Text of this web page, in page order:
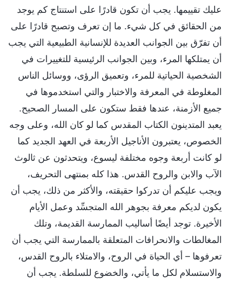
عليك تقييمها. يجب أن تكون قادرًا على استنتاج كم يوجد
من الحقائق في كل شيء. ما إن تعرف وتصبح قادرًا على
أن تفرّق بين الجوانب العديدة للإنسانية الطبيعية التي يجب
أن يمتلكها المرء، وبين الجوانب الرئيسية للتغييرات في
الشخصية الحياتية للمرء، وتعميق الرؤى، ووسائل الناس
المغلوطة في المعرفة والاختبار والتي استخدموها في
جميع الأزمنة، عندها فقط ستكون على المسار الصحيح.
يعبد المتدينون الكتاب المقدس كما لو كان الله، وعلى وجه
الخصوص، يعتبرون الأناجيل الأربعة في العهد الجديد كما
لو كانت أربعة وجوه مختلفة ليسوع، ويتحدثون عن ثالوث
الآب والابن والروح القدس. هذا كله بمنتهى التحريف،
ويجب عليكم أن تدركوا حقيقته، والأكثر من ذلك، يجب أن
يكون لديكم معرفة بجوهر الله المتجسِّد وعمل الأيام
الأخيرة. توجد أيضًا أساليب الممارسة القديمة، وتلك
المغالطات والانحرافات المتعلقة بالممارسة التي يجب أن
تعرفوها – أي الحياة في الروح، والامتلاء بالروح القدس،
والاستسلام لكل ما يأتي، والخضوع للسلطة. يجب أن